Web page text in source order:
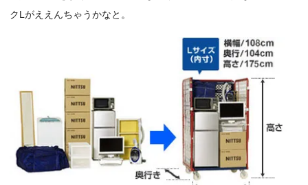
クLがええんちゃうかなと。